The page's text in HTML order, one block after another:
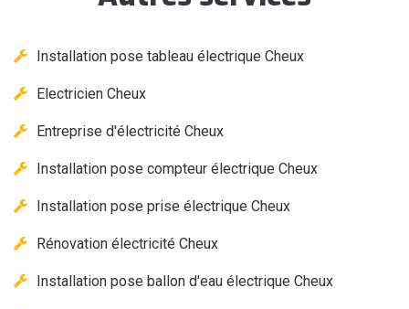
Installation pose tableau électrique Cheux
Electricien Cheux
Entreprise d'électricité Cheux
Installation pose compteur électrique Cheux
Installation pose prise électrique Cheux
Rénovation électricité Cheux
Installation pose ballon d'eau électrique Cheux